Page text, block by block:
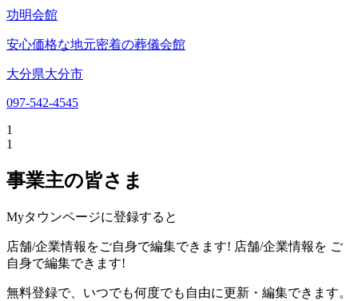
功明会館
安心価格な地元密着の葬儀会館
大分県大分市
097-542-4545
1
1
事業主の皆さま
Myタウンページに登録すると
店舗/企業情報をご自身で編集できます! 店舗/企業情報を ご
自身で編集できます!
無料登録で、いつでも何度でも自由に更新・編集できます。